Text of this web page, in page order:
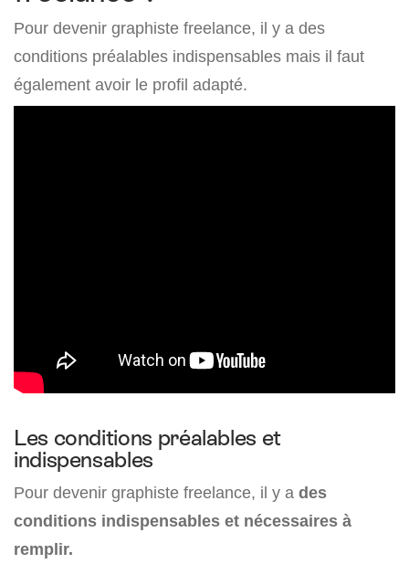
Pour devenir graphiste freelance, il y a des
conditions préalables indispensables mais il faut
également avoir le profil adapté.
Les conditions préalables et
indispensables
Pour devenir graphiste freelance, il y a des
conditions indispensables et nécessaires à
remplir.